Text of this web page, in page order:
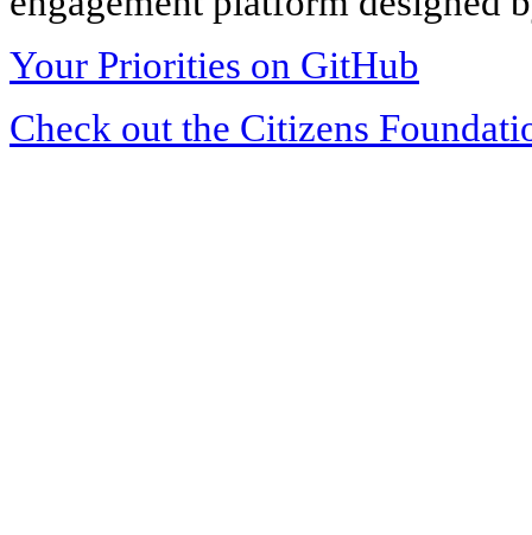
Your Priorities on GitHub
Check out the Citizens